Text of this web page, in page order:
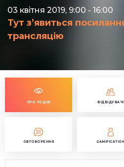
03 квітня 2019, 9:00 - 16:00
Тут з’явиться
трансляцію
ПРО ПОДІЮ ВІДВІДУВАЧІ
ОБГОВОРЕННЯ GAMIFICATION